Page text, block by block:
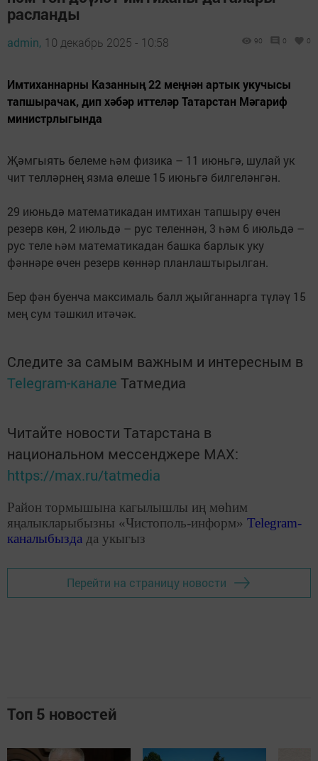
расланды
admin, 10 декабрь 2025 - 10:58 90 0 0
Имтиханнарны Казанның 22 меңнән артык укучысы
тапшырачак, дип хәбәр иттеләр Татарстан Мәгариф
министрлыгында
Җәмгыять белеме һәм физика – 11 июньгә, шулай ук
чит телләрнең язма өлеше 15 июньгә билгеләнгән.
29 июньдә математикадан имтихан тапшыру өчен
резерв көн, 2 июльдә – рус теленнән, 3 һәм 6 июльдә –
рус теле һәм математикадан башка барлык уку
фәннәре өчен резерв көннәр планлаштырылган.
Бер фән буенча максималь балл җыйганнарга түләү 15
мең сум тәшкил итәчәк.
Следите за самым важным и интересным в
Telegram-канале Татмедиа
Читайте новости Татарстана в
национальном мессенджере MАХ:
https://max.ru/tatmedia
Район тормышына кагылышлы иң мөһим
яңалыкларыбызны «Чистополь-информ» Telegram-
каналыбызда да укыгыз
Перейти на страницу новости
Топ 5 новостей